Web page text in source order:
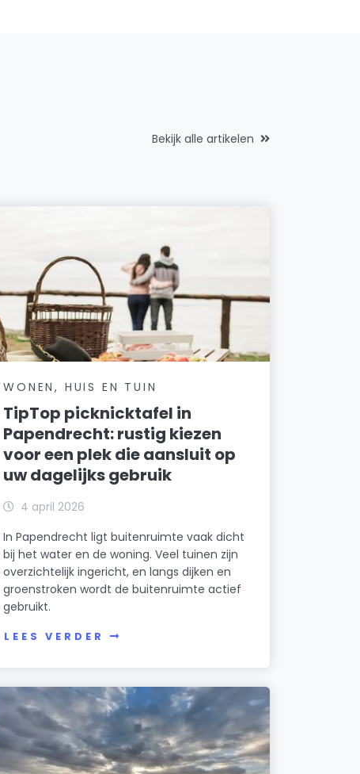
Bekijk alle artikelen
WONEN, HUIS EN TUIN
TipTop picknicktafel in
Papendrecht: rustig kiezen
voor een plek die aansluit op
uw dagelijks gebruik
4 april 2026
In Papendrecht ligt buitenruimte vaak dicht
bij het water en de woning. Veel tuinen zijn
overzichtelijk ingericht, en langs dijken en
groenstroken wordt de buitenruimte actief
gebruikt.
LEES VERDER